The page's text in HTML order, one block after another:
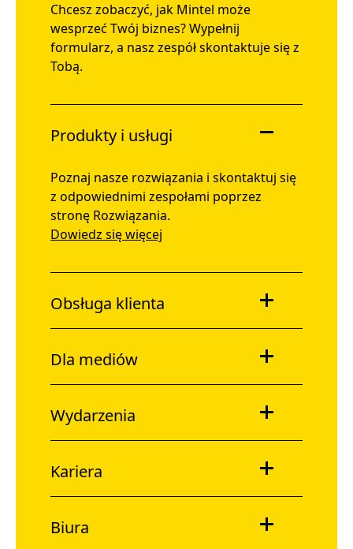
Chcesz zobaczyć, jak Mintel może
wesprzeć Twój biznes? Wypełnij
formularz, a nasz zespół skontaktuje się z
Tobą.
Produkty i usługi
Poznaj nasze rozwiązania i skontaktuj się
z odpowiednimi zespołami poprzez
stronę Rozwiązania.
Dowiedz się więcej
Obsługa klienta
Dla mediów
Wydarzenia
Kariera
Biura